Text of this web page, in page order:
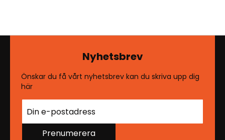
Nyhetsbrev
Önskar du få vårt nyhetsbrev kan du skriva upp dig
här
Prenumerera